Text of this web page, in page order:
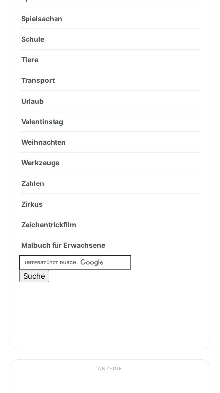
Spielsachen
Schule
Tiere
Transport
Urlaub
Valentinstag
Weihnachten
Werkzeuge
Zahlen
Zirkus
Zeichentrickfilm
Malbuch für Erwachsene
ANZEIGE